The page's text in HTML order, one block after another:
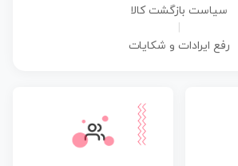
سیاست بازگشت کالا
رفع ایرادات و شکایات